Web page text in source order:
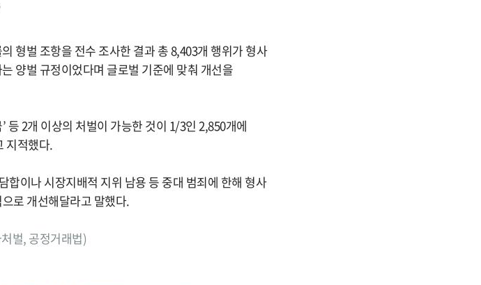
형벌 조항을 전수 조사한 결과 총 8,403개 행위가 형사
양벌 규정이었다며 글로벌 기준에 맞춰 개선을
등 2개 이상의 처벌이 가능한 것이 1/3인 2,850개에
지적했다.
이나 시장지배적 지위 남용 등 중대 범죄에 한해 형사
로 개선해달라고 말했다.
벌, 공정거래법)